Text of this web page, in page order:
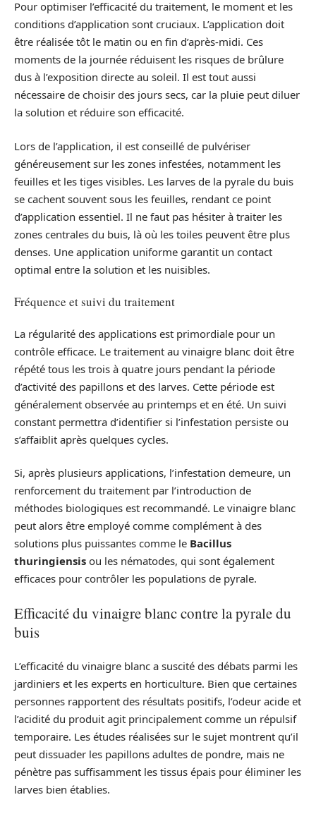
Pour optimiser l’efficacité du traitement, le moment et les
conditions d’application sont cruciaux. L’application doit
être réalisée tôt le matin ou en fin d’après-midi. Ces
moments de la journée réduisent les risques de brûlure
dus à l’exposition directe au soleil. Il est tout aussi
nécessaire de choisir des jours secs, car la pluie peut diluer
la solution et réduire son efficacité.
Lors de l’application, il est conseillé de pulvériser
généreusement sur les zones infestées, notamment les
feuilles et les tiges visibles. Les larves de la pyrale du buis
se cachent souvent sous les feuilles, rendant ce point
d’application essentiel. Il ne faut pas hésiter à traiter les
zones centrales du buis, là où les toiles peuvent être plus
denses. Une application uniforme garantit un contact
optimal entre la solution et les nuisibles.
Fréquence et suivi du traitement
La régularité des applications est primordiale pour un
contrôle efficace. Le traitement au vinaigre blanc doit être
répété tous les trois à quatre jours pendant la période
d’activité des papillons et des larves. Cette période est
généralement observée au printemps et en été. Un suivi
constant permettra d’identifier si l’infestation persiste ou
s’affaiblit après quelques cycles.
Si, après plusieurs applications, l’infestation demeure, un
renforcement du traitement par l’introduction de
méthodes biologiques est recommandé. Le vinaigre blanc
peut alors être employé comme complément à des
solutions plus puissantes comme le Bacillus
thuringiensis ou les nématodes, qui sont également
efficaces pour contrôler les populations de pyrale.
Efficacité du vinaigre blanc contre la pyrale du
buis
L’efficacité du vinaigre blanc a suscité des débats parmi les
jardiniers et les experts en horticulture. Bien que certaines
personnes rapportent des résultats positifs, l’odeur acide et
l’acidité du produit agit principalement comme un répulsif
temporaire. Les études réalisées sur le sujet montrent qu’il
peut dissuader les papillons adultes de pondre, mais ne
pénètre pas suffisamment les tissus épais pour éliminer les
larves bien établies.